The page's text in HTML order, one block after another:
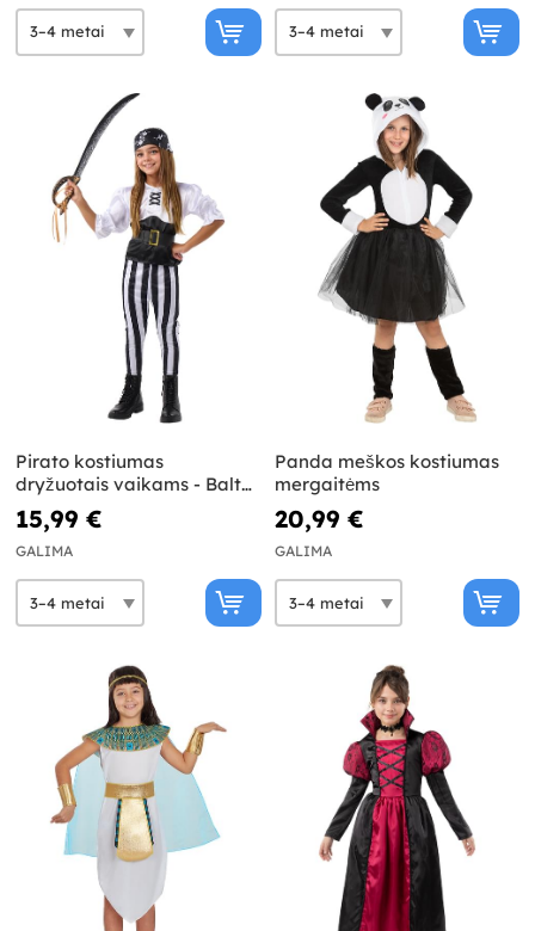
Pirato kostiumas
dryžuotais vaikams - Balta
ir juoda kolekcija
15,99 €
GALIMA
Panda meškos kostiumas
mergaitėms
20,99 €
GALIMA